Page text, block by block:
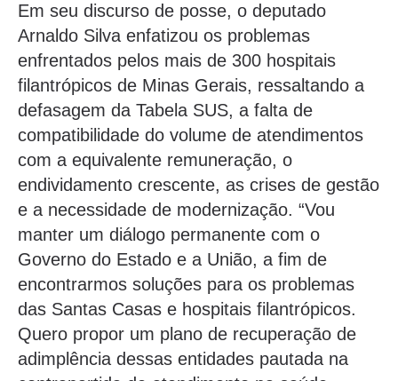
Em seu discurso de posse, o deputado
Arnaldo Silva enfatizou os problemas
enfrentados pelos mais de 300 hospitais
filantrópicos de Minas Gerais, ressaltando a
defasagem da Tabela SUS, a falta de
compatibilidade do volume de atendimentos
com a equivalente remuneração, o
endividamento crescente, as crises de gestão
e a necessidade de modernização. “Vou
manter um diálogo permanente com o
Governo do Estado e a União, a fim de
encontrarmos soluções para os problemas
das Santas Casas e hospitais filantrópicos.
Quero propor um plano de recuperação de
adimplência dessas entidades pautada na